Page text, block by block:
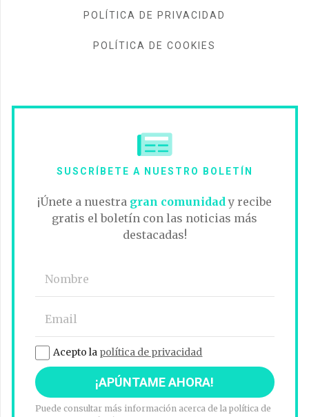
POLÍTICA DE PRIVACIDAD
POLÍTICA DE COOKIES
SUSCRÍBETE A NUESTRO BOLETÍN
¡Únete a nuestra gran comunidady recibe
gratis el boletín con las noticias más
destacadas!
Acepto la política de privacidad
Puede consultar más información acerca de la política de